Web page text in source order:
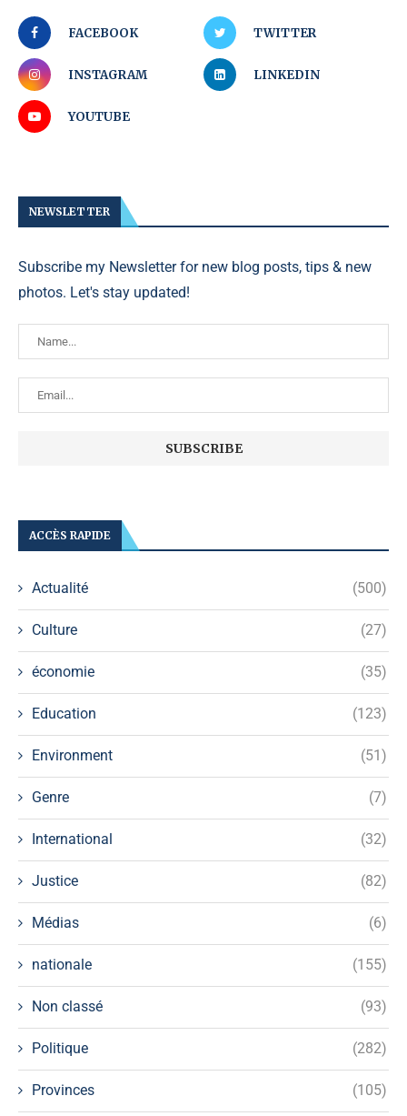
FACEBOOK TWITTER
INSTAGRAM LINKEDIN
YOUTUBE
NEWSLETTER
Subscribe my Newsletter for new blog posts, tips & new
photos. Let's stay updated!
ACCÈS RAPIDE
Actualité (500)
Culture (27)
économie (35)
Education (123)
Environment (51)
Genre (7)
International (32)
Justice (82)
Médias (6)
nationale (155)
Non classé (93)
Politique (282)
Provinces (105)